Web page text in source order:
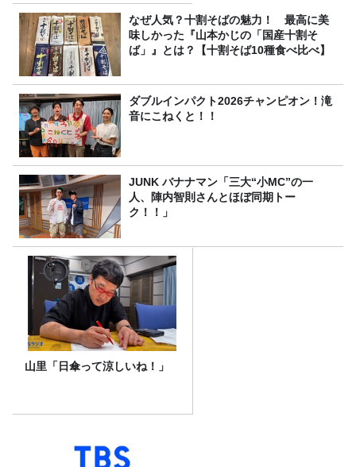
なぜ人気？十割そばの魅力！ 最高に美
味しかった『山本かじの「国産十割そ
ば」』とは？【十割そば10種食べ比べ】
ダブルインパクト2026チャンピオン！滝
音にこねくと！！
JUNK バナナマン「三大“小MC”の一
人、陣内智則さんとほぼ同期トー
ク！！」
山里「日傘って涼しいね！」